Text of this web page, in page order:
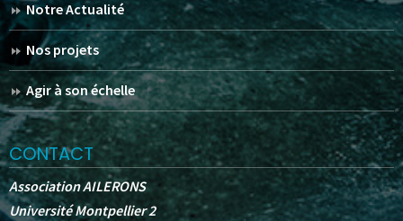
Notre Actualité
Nos projets
Agir à son échelle
CONTACT
Association AILERONS
Université Montpellier 2